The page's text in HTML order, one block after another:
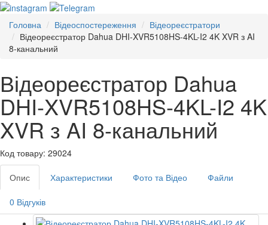
Головна Відеоспостереження
Відеореєстратори
Відеореєстратор Dahua DHI-XVR5108HS-4KL-I2 4K XVR з AI
8-канальний
Відеореєстратор Dahua
DHI-XVR5108HS-4KL-I2 4K
XVR з AI 8-канальний
Код товару: 29024
Опис Характеристики Фото та Відео Файли
0 Відгуків